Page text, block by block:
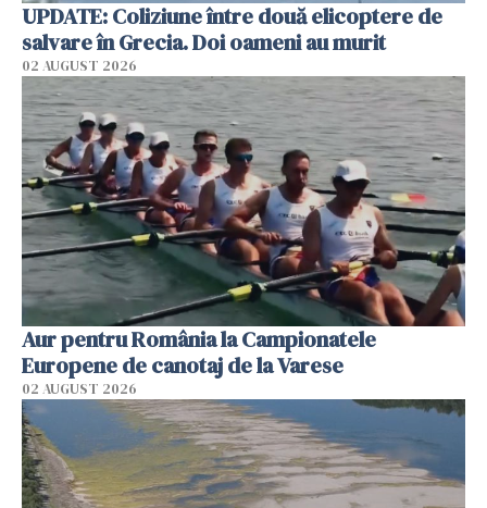
UPDATE: Coliziune între două elicoptere de
salvare în Grecia. Doi oameni au murit
02 AUGUST 2026
Aur pentru România la Campionatele
Europene de canotaj de la Varese
02 AUGUST 2026